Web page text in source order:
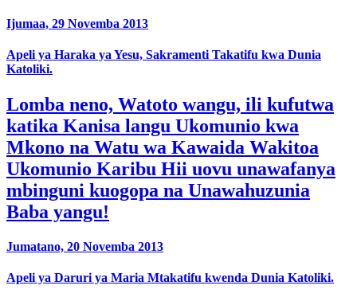
Ijumaa, 29 Novemba 2013
Apeli ya Haraka ya Yesu, Sakramenti Takatifu kwa Dunia
Katoliki.
Lomba neno, Watoto wangu, ili kufutwa
katika Kanisa langu Ukomunio kwa
Mkono na Watu wa Kawaida Wakitoa
Ukomunio Karibu Hii uovu unawafanya
mbinguni kuogopa na Unawahuzunia
Baba yangu!
Jumatano, 20 Novemba 2013
Apeli ya Daruri ya Maria Mtakatifu kwenda Dunia Katoliki.